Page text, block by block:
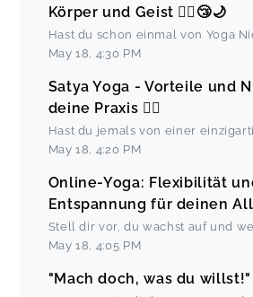
Körper und Geist 🧘‍♀️😴🌙
Hast du schon einmal von Yoga
May 18 4:30 PM
Satya Yoga - Vorteile und
deine Praxis 🧘‍♀️
Hast du jemals von einer
May 18 4:20 PM
Online-Yoga: Flexibilität
Entspannung für deinen
Stell dir vor, du wachst auf und
May 18 4:05 PM
"Mach doch, was du willst!"